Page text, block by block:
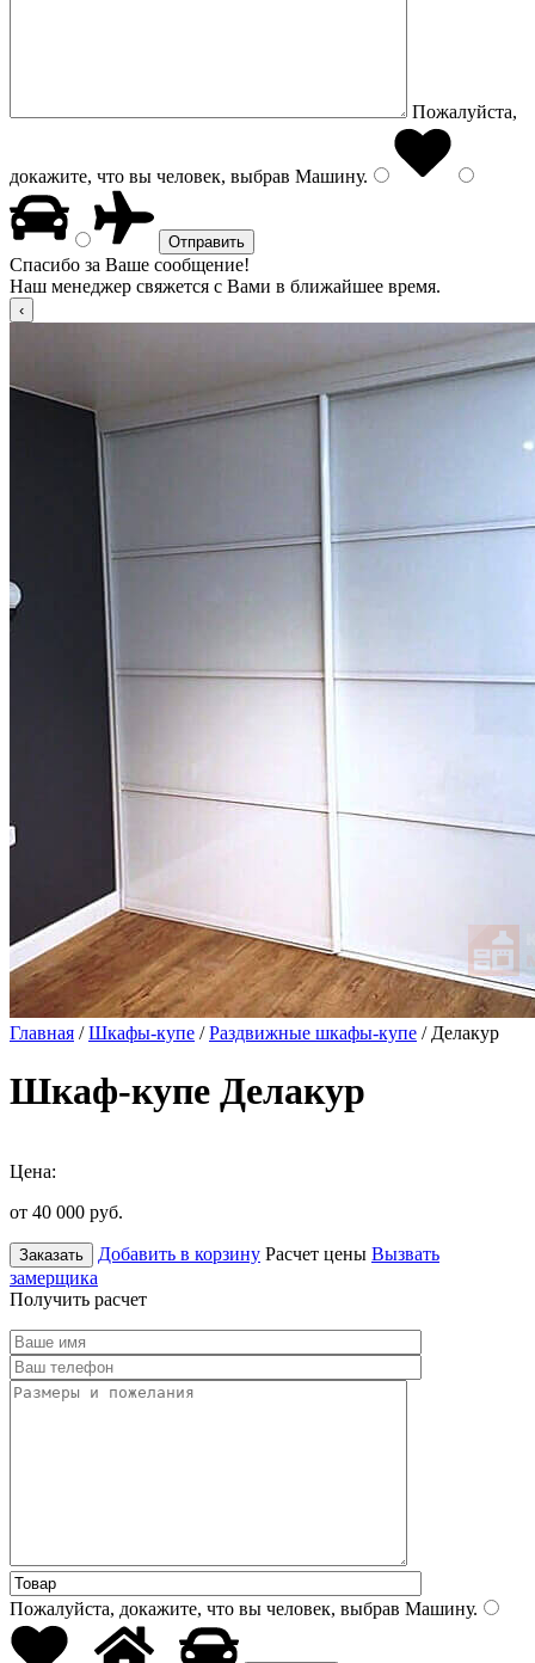
Пожалуйста,
докажите, что вы человек, выбрав Машину.
Спасибо за Ваше сообщение!
Наш менеджер свяжется с Вами в ближайшее время.
Главная /Шкафы-купе /Раздвижные шкафы-купе / Делакур
Шкаф-купе Делакур
Цена:
от 40 000 руб.
Заказать Добавить в корзину Расчет цены Вызвать
замерщика
Получить расчет
Пожалуйста, докажите, что вы человек, выбрав Машину.